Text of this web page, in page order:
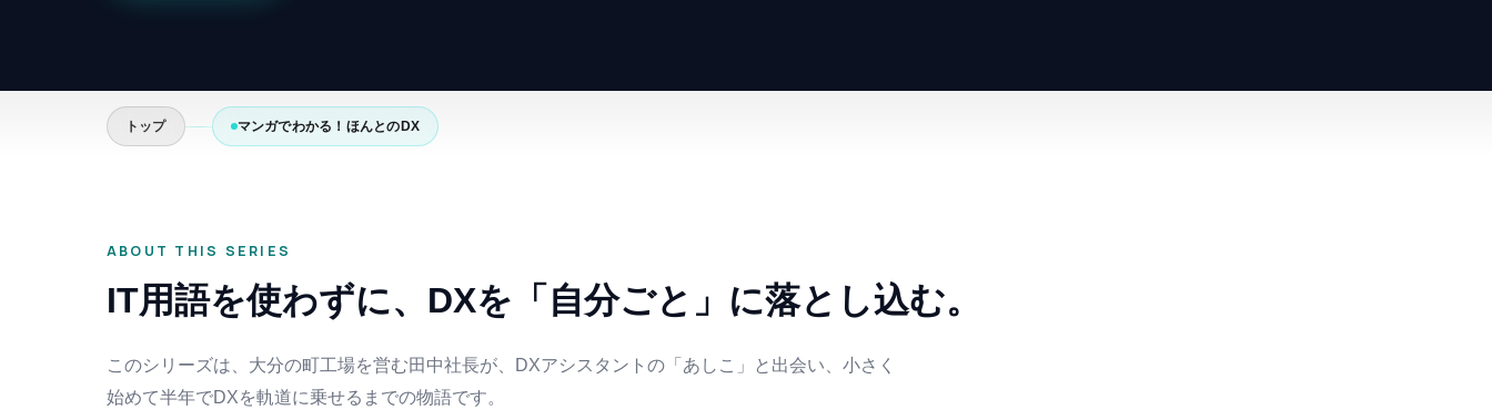
トップ マンガでわかる！ほんとのDX
ABOUT THIS SERIES
IT用語を使わずに、 DXを「自分ごと」に落とし込む。
このシリーズは、大分の町工場を営む田中社長が、DXアシスタントの「あしこ」と出会い、小さく
始めて半年でDXを軌道に乗せるまでの物語です。